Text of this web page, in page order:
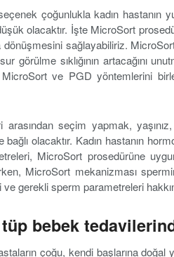
çoğunlukla kadın hastanın
olacaktır. İşte MicroSort
sağlayabiliriz.
görülme sıklığının artacağını
MicroSort ve PGD yöntemlerini
seçim yapmak,
olacaktır. Kadın hastanın
MicroSort prosedürüne
MicroSort mekanizması
gerekli sperm parametreleri
bebek
çoğu, kendi başlarına